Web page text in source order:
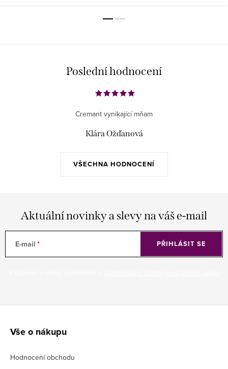
Poslední hodnocení
VŠECHNA HODNOCENÍ
Cremant vynikající mňam
Klára Ožďanová
Aktuální novinky a slevy na váš e-mail
E-mail PŘIHLÁSIT SE
Vše o nákupu
Hodnocení obchodu